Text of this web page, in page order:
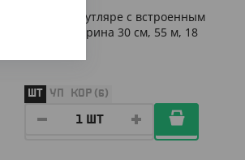
Фольга в футляре с встроенным
ножом, ширина 30 см, 55 м, 18
ШТ УП КОР (6)